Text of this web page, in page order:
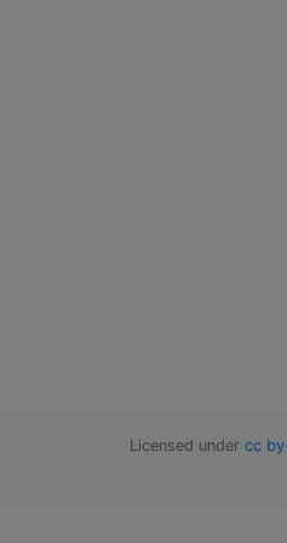
Licensed under cc